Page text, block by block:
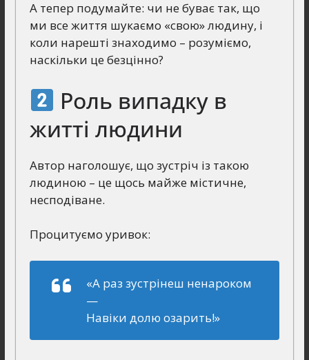
А тепер подумайте: чи не буває так, що
ми все життя шукаємо «свою» людину, і
коли нарешті знаходимо – розуміємо,
наскільки це безцінно?
Роль випадку в
житті людини
Автор наголошує, що зустріч із такою
людиною – це щось майже містичне,
несподіване.
Процитуємо уривок:
«А раз зустрінеш ненароком
—
Навіки долю озарить!»